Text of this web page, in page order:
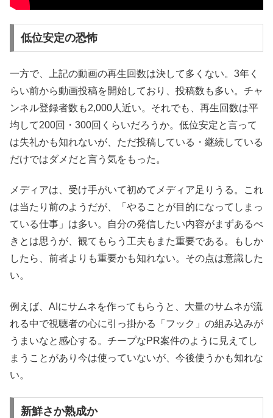
低位安定の恐怖
一方で、上記の動画の再生回数は決して多くない。3年く
らい前から動画投稿を開始しており、投稿数も多い。チャ
ンネル登録者数も2,000人近い。それでも、再生回数は平
均して200回・300回くらいだろうか。低位安定と言って
は失礼かも知れないが、ただ投稿している・継続している
だけではダメだと言う気をもった。
メディアは、受け手がいて初めてメディア足りうる。これ
は当たり前のようだが、「やることが目的になってしまっ
ている仕事」は多い。自分の発信したい内容がまずあるべ
きとは思うが、観てもらう工夫もまた重要である。もしか
したら、前者よりも重要かも知れない。その点は意識した
い。
例えば、AIにサムネを作ってもらうと、大量のサムネが流
れる中で視聴者の心に引っ掛かる「フック」の組み込みが
うまいなと感心する。チープなPR案件のように見えてし
まうことがあり今は使っていないが、今後使うかも知れな
い。
新鮮さか熟成か